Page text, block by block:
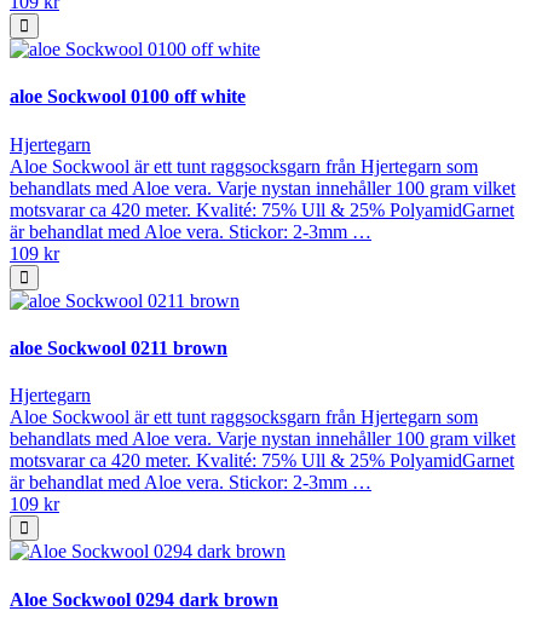
aloe Sockwool 0100 off white
Hjertegarn
Aloe Sockwool är ett tunt raggsocksgarn från Hjertegarn som
behandlats med Aloe vera. Varje nystan innehåller 100 gram vilket
motsvarar ca 420 meter. Kvalité: 75% Ull & 25% PolyamidGarnet
är behandlat med Aloe vera. Stickor: 2-3mm …
109 kr
aloe Sockwool 0211 brown
Hjertegarn
Aloe Sockwool är ett tunt raggsocksgarn från Hjertegarn som
behandlats med Aloe vera. Varje nystan innehåller 100 gram vilket
motsvarar ca 420 meter. Kvalité: 75% Ull & 25% PolyamidGarnet
är behandlat med Aloe vera. Stickor: 2-3mm …
109 kr
Aloe Sockwool 0294 dark brown